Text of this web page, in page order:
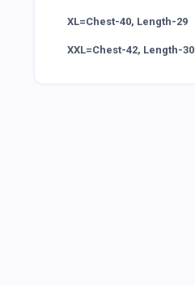
XL=Chest-40, Length-29
XXL=Chest-42, Length-30